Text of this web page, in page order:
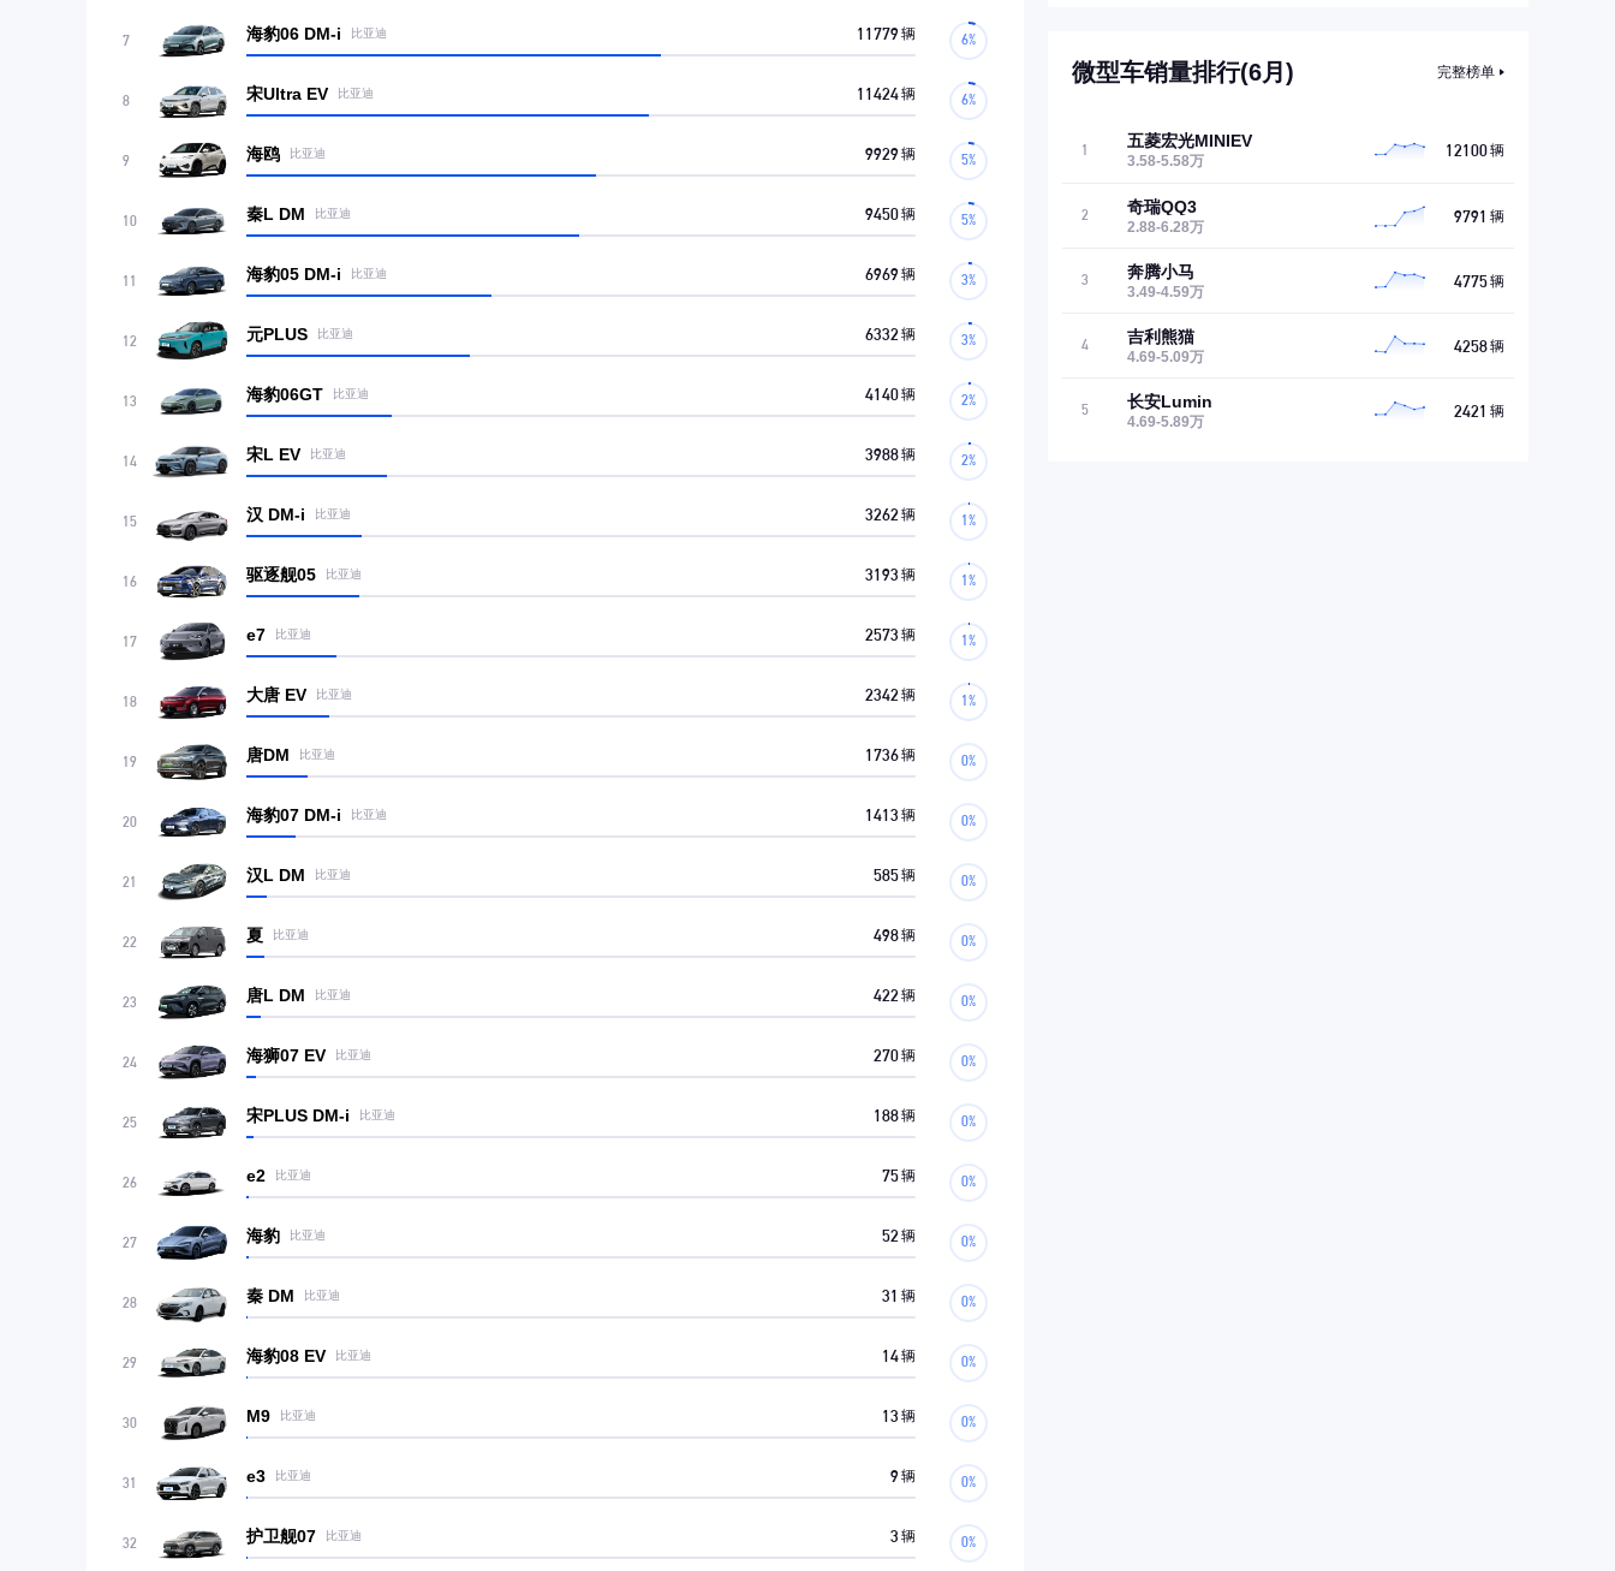
7 海豹06 DM-i 比亚迪 11779 辆
8 宋Ultra EV 比亚迪 11424辆
9 海鸥 比亚迪 9929 辆
10 秦L DM 比亚迪 9450辆
11 海豹05 DM-i 比亚迪 6969 辆
12 元PLUS 比亚迪 6332 辆
13 海豹06GT 比亚迪 4140辆
14 宋L EV 比亚迪 3988辆
15 汉 DM-i 比亚迪 3262 辆
16 驱逐舰05 比亚迪 3193 辆
17 e7 比亚迪 2573 辆
18 大唐 EV 比亚迪 2342 辆
19 唐DM 比亚迪 1736辆
20 海豹07 DM-i 比亚迪 1413 辆
21 汉L DM 比亚迪 585辆
22 夏 比亚迪 498辆
23 唐L DM 比亚迪 422 辆
24 海狮07 EV 比亚迪 270辆
25 宋PLUS DM-i 比亚迪 188辆
26 e2 比亚迪 75辆
27 海豹 比亚迪 52 辆
28 秦 DM 比亚迪 31 辆
29 海豹08 EV 比亚迪 14辆
30 M9 比亚迪 13 辆
31 e3 比亚迪 9 辆
32 护卫舰07 比亚迪 3 辆
微型车销量排行(6月) 完整榜单
1 五菱宏光MINIEV
3.58-5.58万
12100辆
2 奇瑞QQ3
2.88-6.28万
9791 辆
3 奔腾小马
3.49-4.59万
4775辆
4 吉利熊猫
4.69-5.09万
4258辆
5 长安Lumin
4.69-5.89万
2421 辆